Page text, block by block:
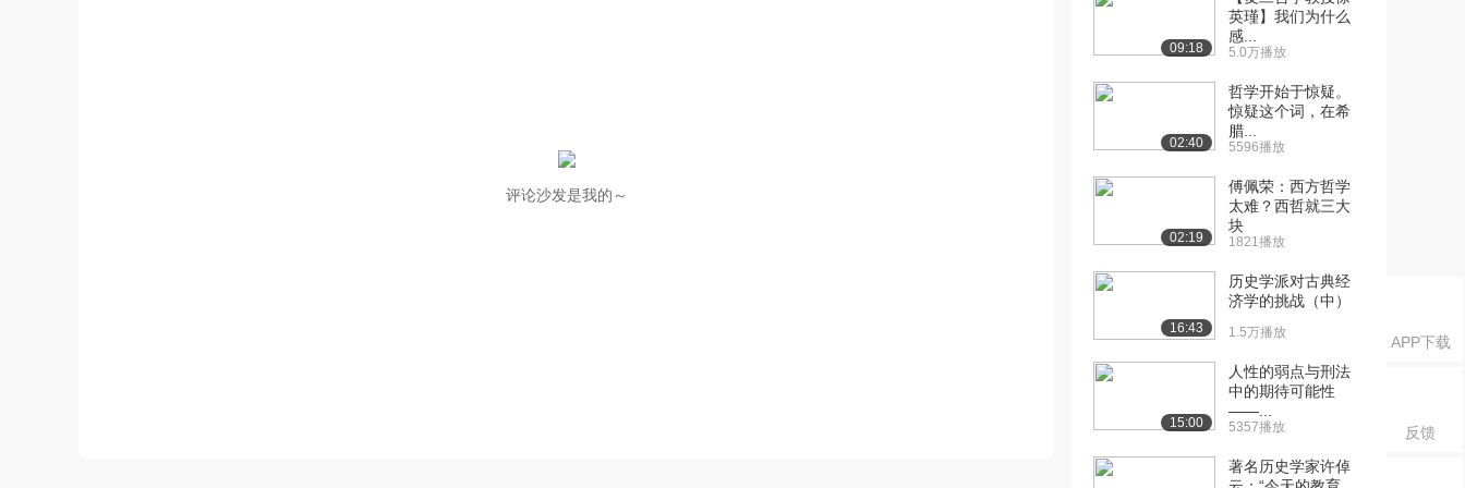
APP下载
反馈
评论沙发是我的～
09:18
英瑾】我们为什么
感...
5.0万播放
02:40
哲学开始于惊疑。
惊疑这个词，在希
腊...
5596播放
02:19
傅佩荣：西方哲学
太难？西哲就三大
块
1821播放
16:43
历史学派对古典经
济学的挑战（中）
1.5万播放
15:00
人性的弱点与刑法
中的期待可能性
——...
5357播放
著名历史学家许倬